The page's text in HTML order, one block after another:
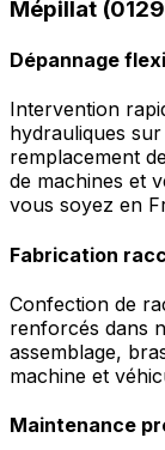
Mépillat
Dépannage
Intervention
hydrauliques
remplacement
de machines et
vous soyez en
Fabrication
Confection de
renforcés dans
assemblage,
machine et
Maintenance